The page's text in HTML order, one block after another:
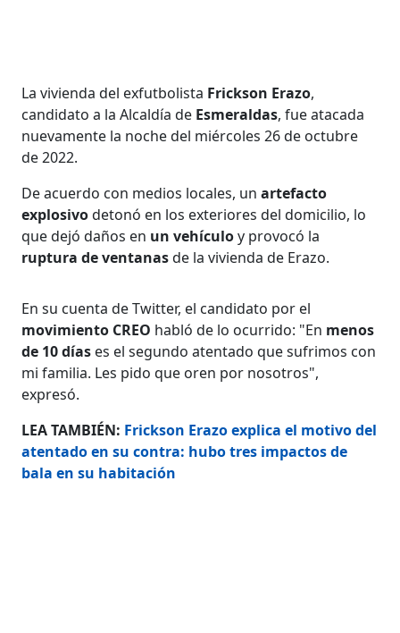
La vivienda del exfutbolista Frickson Erazo,
candidato a la Alcaldía de Esmeraldas, fue atacada
nuevamente la noche del miércoles 26 de octubre
de 2022.
De acuerdo con medios locales, unartefacto
explosivodetonó en los exteriores del domicilio, lo
que dejó daños en un vehículoy provocó la
ruptura de ventanasde la vivienda de Erazo.
En su cuenta de Twitter, el candidato por el
movimiento CREO habló de lo ocurrido: "En menos
de 10 días es el segundo atentado que sufrimos con
mi familia. Les pido que oren por nosotros",
expresó.
LEA TAMBIÉN: Frickson Erazo explica el motivo del
atentado en su contra: hubo tres impactos de
bala en su habitación